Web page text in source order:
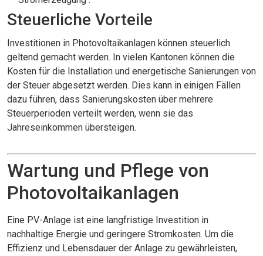
Steuerliche Vorteile
Investitionen in Photovoltaikanlagen können steuerlich
geltend gemacht werden. In vielen Kantonen können die
Kosten für die Installation und energetische Sanierungen von
der Steuer abgesetzt werden. Dies kann in einigen Fällen
dazu führen, dass Sanierungskosten über mehrere
Steuerperioden verteilt werden, wenn sie das
Jahreseinkommen übersteigen.
Wartung und Pflege von
Photovoltaikanlagen
Eine PV-Anlage ist eine langfristige Investition in
nachhaltige Energie und geringere Stromkosten. Um die
Effizienz und Lebensdauer der Anlage zu gewährleisten,